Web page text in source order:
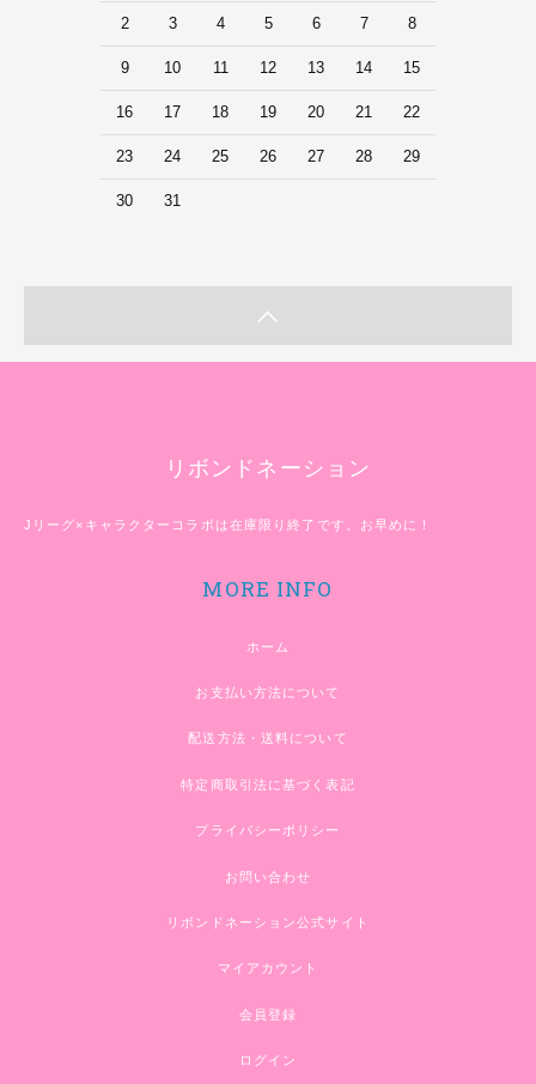
2 3 4 5 6 7 8
9 10 11 12 13 14 15
16 17 18 19 20 21 22
23 24 25 26 27 28 29
30 31
リボンドネーション
Jリーグ×キャラクターコラボは在庫限り終了です。お早めに！
MORE INFO
ホーム
お支払い方法について
配送方法・送料について
特定商取引法に基づく表記
プライバシーポリシー
お問い合わせ
リボンドネーション公式サイト
マイアカウント
会員登録
ログイン